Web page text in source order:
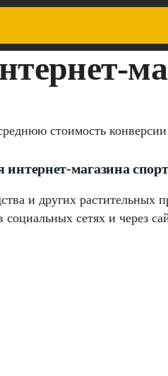
стоимость
магазина
и других растительных
сетях и через